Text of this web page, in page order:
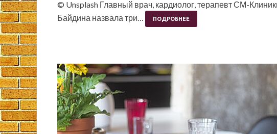
© Unsplash Главный врач, кардиолог, терапевт СМ-
Байдина назвала три…
ПОДРОБНЕЕ